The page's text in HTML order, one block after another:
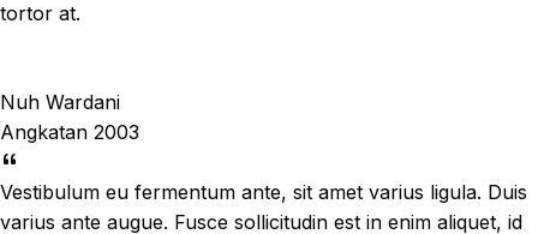
tortor at.
Nuh Wardani
Angkatan 2003
Vestibulum eu fermentum ante, sit amet varius ligula. Duis
varius ante augue. Fusce sollicitudin est in enim aliquet, id